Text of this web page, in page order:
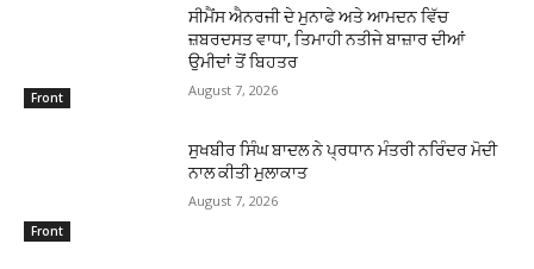
Front
ਸੀਮੈਂਸ ਐਨਰਜੀ ਦੇ ਮੁਨਾਫੇ ਅਤੇ ਆਮਦਨ ਵਿੱਚ
ਜ਼ਬਰਦਸਤ ਵਾਧਾ, ਤਿਮਾਹੀ ਨਤੀਜੇ ਬਾਜ਼ਾਰ ਦੀਆਂ
ਉਮੀਦਾਂ ਤੋਂ ਬਿਹਤਰ
August 7, 2026
Front
ਸੁਖਬੀਰ ਸਿੰਘ ਬਾਦਲ ਨੇ ਪ੍ਰਧਾਨ ਮੰਤਰੀ ਨਰਿੰਦਰ ਮੋਦੀ
ਨਾਲ ਕੀਤੀ ਮੁਲਾਕਾਤ
August 7, 2026